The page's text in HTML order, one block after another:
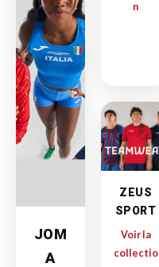
JOM
A
n
ZEUS
SPORT
Voir la
collectio